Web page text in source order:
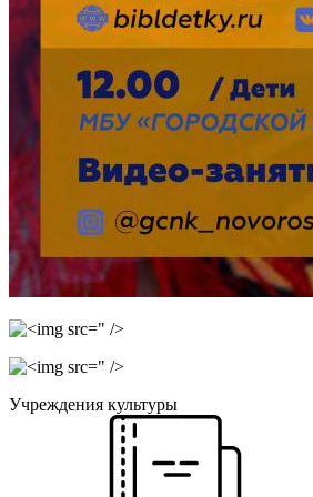
" />
" />
Учреждения культуры